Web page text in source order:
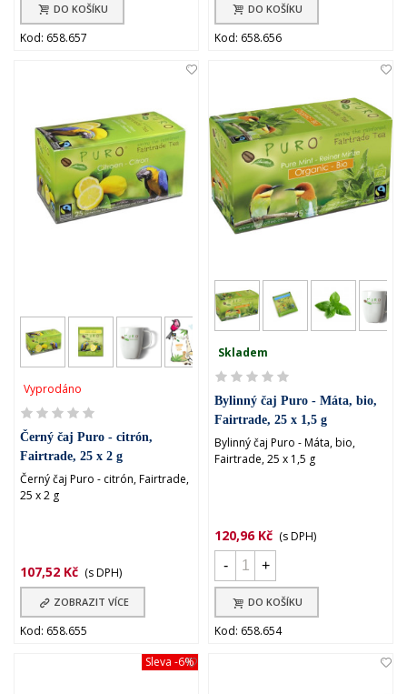
DO KOŠÍKU
Kod: 658.657
DO KOŠÍKU
Kod: 658.656
Vyprodáno
Černý čaj Puro - citrón,
Fairtrade, 25 x 2 g
Černý čaj Puro - citrón, Fairtrade,
25 x 2 g
107,52 Kč (s DPH)
ZOBRAZIT VÍCE
Kod: 658.655
Skladem
Bylinný čaj Puro - Máta, bio,
Fairtrade, 25 x 1,5 g
Bylinný čaj Puro - Máta, bio,
Fairtrade, 25 x 1,5 g
120,96 Kč (s DPH)
-
+
DO KOŠÍKU
Kod: 658.654
Sleva -6%